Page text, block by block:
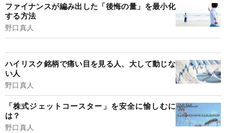
ファイナンスが編み出した「後悔の量」を最小化
する方法
野口真人
ハイリスク銘柄で痛い目を見る人、大して動じな
い人
野口真人
「株式ジェットコースター」を安全に愉しむに
は？
野口真人